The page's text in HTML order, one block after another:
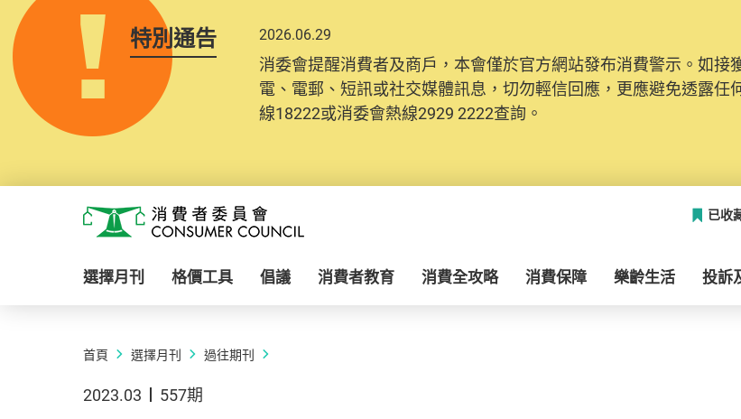
特別通告 2026.06.29
消委會提醒消費者及商戶，本會僅於官方網站發布消費警示。如接
電、電郵、短訊或社交媒體訊息，切勿輕信回應，更應避免透露
線18222或消委會熱線2929 2222查詢。
消費者委員會
已收
選擇月刊 格價工具 倡議 消費者教育 消費全攻略 消費保障 樂齡生活 投訴
首頁 選擇月刊 過往期刊
2023.03 557期